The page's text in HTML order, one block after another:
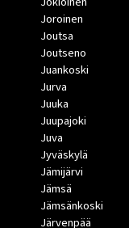
Joroinen
Joutsa
Joutseno
Juankoski
Jurva
Juuka
Juupajoki
Juva
Jyväskylä
Jämijärvi
Jämsä
Jämsänkoski
Järvenpää